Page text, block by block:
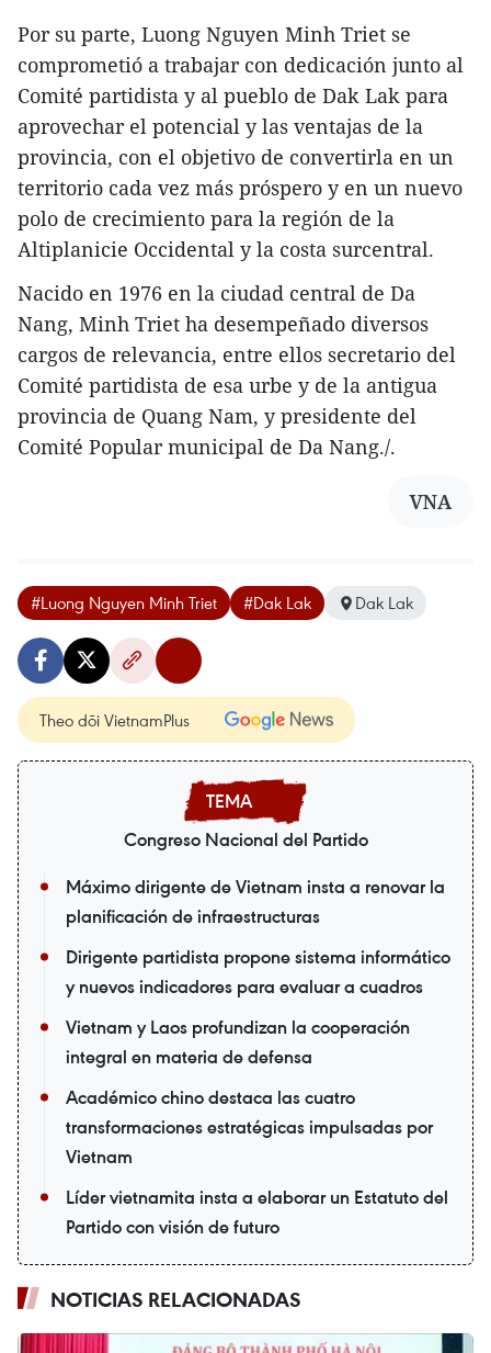
Por su parte, Luong Nguyen Minh Triet se
comprometió a trabajar con dedicación junto al
Comité partidista y al pueblo de Dak Lak para
aprovechar el potencial y las ventajas de la
provincia, con el objetivo de convertirla en un
territorio cada vez más próspero y en un nuevo
polo de crecimiento para la región de la
Altiplanicie Occidental y la costa surcentral.
Nacido en 1976 en la ciudad central de Da
Nang, Minh Triet ha desempeñado diversos
cargos de relevancia, entre ellos secretario del
Comité partidista de esa urbe y de la antigua
provincia de Quang Nam, y presidente del
Comité Popular municipal de Da Nang./.
VNA
#Luong Nguyen Minh Triet #Dak Lak Dak Lak
Theo dõi VietnamPlus
Congreso Nacional del Partido
Máximo dirigente de Vietnam insta a renovar la
planificación de infraestructuras
Dirigente partidista propone sistema informático
y nuevos indicadores para evaluar a cuadros
Vietnam y Laos profundizan la cooperación
integral en materia de defensa
Académico chino destaca las cuatro
transformaciones estratégicas impulsadas por
Vietnam
Líder vietnamita insta a elaborar un Estatuto del
Partido con visión de futuro
NOTICIAS RELACIONADAS